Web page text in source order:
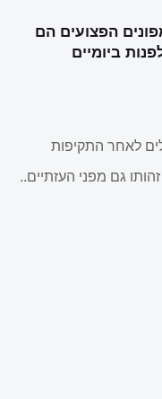
הפצועים הם
ביומיים
לאחר התקיפות
גם מפני העזתיים..